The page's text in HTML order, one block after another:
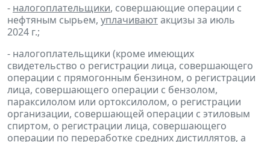
- налогоплательщики, совершающие операции с
нефтяным сырьем, уплачиваютакцизы за июль
2024 г.;
- налогоплательщики (кроме имеющих
свидетельство о регистрации лица, совершающего
операции с прямогонным бензином, о регистрации
лица, совершающего операции с бензолом,
параксилолом или ортоксилолом, о регистрации
организации, совершающей операции с этиловым
спиртом, о регистрации лица, совершающего
операции по переработке средних дистиллятов, а